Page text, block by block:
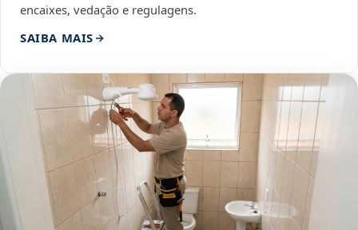
encaixes, vedação e regulagens.
SAIBA MAIS